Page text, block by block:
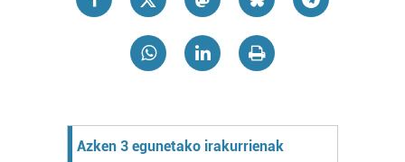
Azken 3 egunetako irakurrienak